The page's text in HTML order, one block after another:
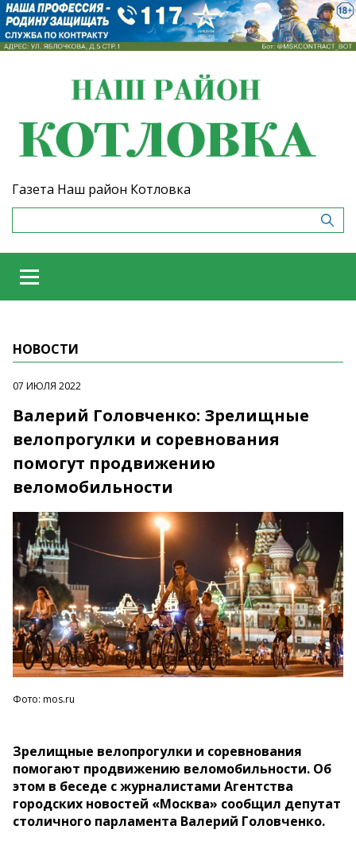
Газета Наш район Котловка
НОВОСТИ
07 ИЮЛЯ 2022
Валерий Головченко: Зрелищные
велопрогулки и соревнования
помогут продвижению
веломобильности
Фото: mos.ru
Зрелищные велопрогулки и соревнования
помогают продвижению веломобильности. Об
этом в беседе с журналистами Агентства
городских новостей «Москва» сообщил депутат
столичного парламента Валерий Головченко.